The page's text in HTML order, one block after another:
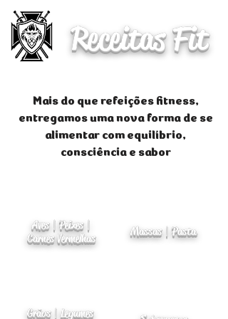
Receitas Fit
Mais do que refeições fitness,
entregamos uma nova forma de se
alimentar com equilíbrio,
consciência e sabor
Aves | Peixes |
Carnes Vermelhas
Massas | Pasta
Grãos | Legumes